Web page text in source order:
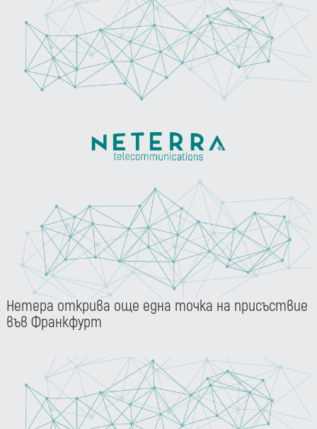
Нетера открива още една точка на присъствие
във Франкфурт